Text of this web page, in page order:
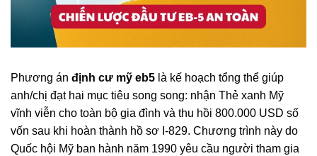
Phương án định cư mỹ eb5 là kế hoạch tổng thể giúp
anh/chị đạt hai mục tiêu song song: nhận Thẻ xanh Mỹ
vĩnh viễn cho toàn bộ gia đình và thu hồi 800.000 USD số
vốn sau khi hoàn thành hồ sơ I-829. Chương trình này do
Quốc hội Mỹ ban hành năm 1990 yêu cầu người tham gia